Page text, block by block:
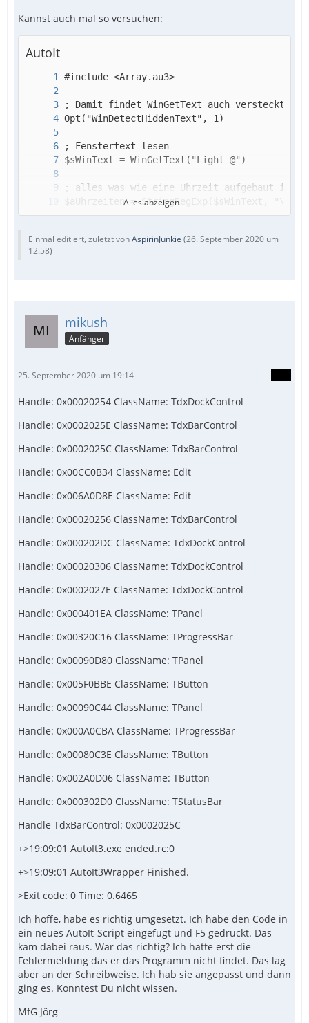
Kannst auch mal so versuchen:
AutoIt
_ArrayDisplay($aUhrzeiten)
Alles anzeigen
Einmal editiert, zuletzt vonAspirinJunkie (26. September 2020 um
12:58)
mikush
Anfänger
25. September 2020 um 19:14
Handle: 0x00020254 ClassName: TdxDockControl
Handle: 0x0002025E ClassName: TdxBarControl
Handle: 0x0002025C ClassName: TdxBarControl
Handle: 0x00CC0B34 ClassName: Edit
Handle: 0x006A0D8E ClassName: Edit
Handle: 0x00020256 ClassName: TdxBarControl
Handle: 0x000202DC ClassName: TdxDockControl
Handle: 0x00020306 ClassName: TdxDockControl
Handle: 0x0002027E ClassName: TdxDockControl
Handle: 0x000401EA ClassName: TPanel
Handle: 0x00320C16 ClassName: TProgressBar
Handle: 0x00090D80 ClassName: TPanel
Handle: 0x005F0BBE ClassName: TButton
Handle: 0x00090C44 ClassName: TPanel
Handle: 0x000A0CBA ClassName: TProgressBar
Handle: 0x00080C3E ClassName: TButton
Handle: 0x002A0D06 ClassName: TButton
Handle: 0x000302D0 ClassName: TStatusBar
Handle TdxBarControl: 0x0002025C
+>19:09:01 AutoIt3.exe ended.rc:0
+>19:09:01 AutoIt3Wrapper Finished.
>Exit code: 0 Time: 0.6465
Ich hoffe, habe es richtig umgesetzt. Ich habe den Code in
ein neues AutoIt-Script eingefügt und F5 gedrückt. Das
kam dabei raus. War das richtig? Ich hatte erst die
Fehlermeldung das er das Programm nicht findet. Das lag
aber an der Schreibweise. Ich hab sie angepasst und dann
ging es. Konntest Du nicht wissen.
MfG Jörg